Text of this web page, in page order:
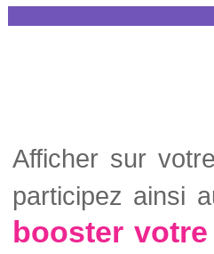
Afficher sur
participez ainsi
booster